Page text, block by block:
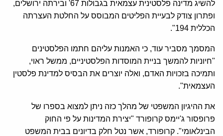
להשיג מדינה פלסטינית עצמאית בגבולות 67' ובירתה ירושלים,
ופתרון צודק לבעיית הפליטים המבוסס על החלטת העצרתה
הכללית 194".
המסמך מסביר עוד, כי האמנות עליהם חתמו הפלסטינים
"חיוניות להמשך בניית המוסדות הפלסטיניים, ממשל ראוי,
ותמיכה בזכויות האדם, ואלה יוצרים את הבסיס למדינת פלסטין
העצמאית".
את ההיגיון המשפטי של מהלך כזה ניתן למצוא בספרו של
פרופסור ג'יימס קרופורד "יצירת המדינות על פי החוק
הבינלאומי". קרופורד, אשר נטל חלק בדיונים בבית המשפט